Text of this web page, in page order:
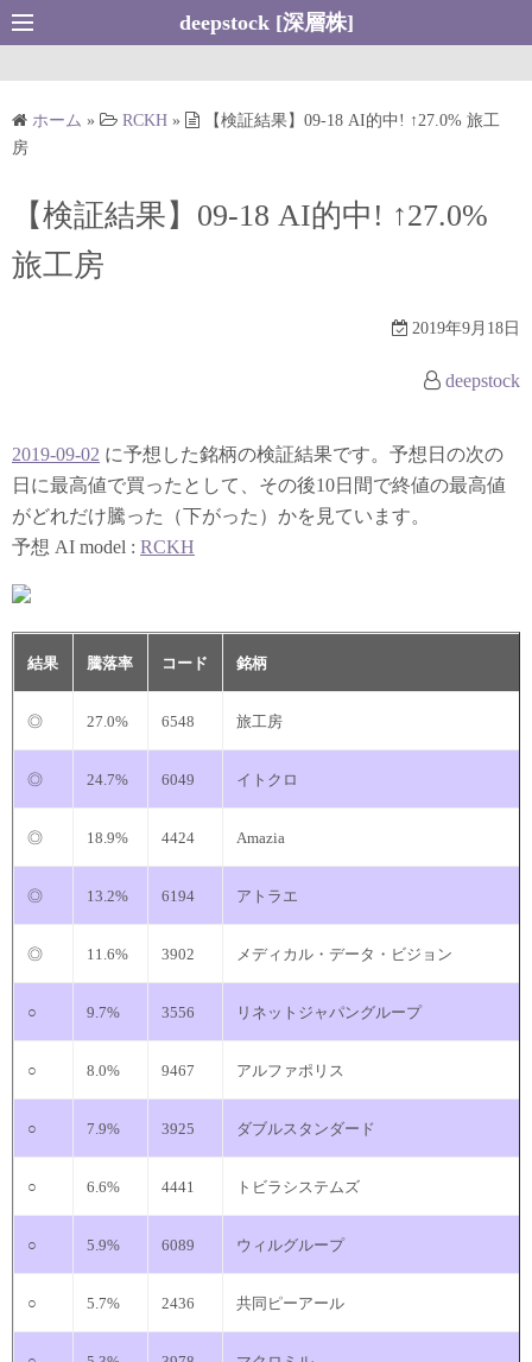
コ
ン
ツ
ッ
deepstock [深層株]
ホーム » RCKH »
【検証結果】09-18 AI的中! ↑27.0% 旅工
房
【検証結果】09-18 AI的中! ↑27.0%
旅工房
2019年9月18日
deepstock
2019-09-02 に予想した銘柄の検証結果です。予想日の次の
日に最高値で買ったとして、その後10日間で終値の最高値
がどれだけ騰った（下がった）かを見ています。
予想 AI model : RCKH
結果 騰落率 コード 銘柄
◎ 27.0% 6548 旅工房
◎ 24.7% 6049 イトクロ
◎ 18.9% 4424 Amazia
◎ 13.2% 6194 アトラエ
◎ 11.6% 3902 メディカル・データ・ビジョン
○ 9.7% 3556 リネットジャパングループ
○ 8.0% 9467 アルファポリス
○ 7.9% 3925 ダブルスタンダード
○ 6.6% 4441 トビラシステムズ
○ 5.9% 6089 ウィルグループ
○ 5.7% 2436 共同ピーアール